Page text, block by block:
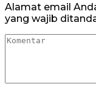
Alamat email
yang wajib